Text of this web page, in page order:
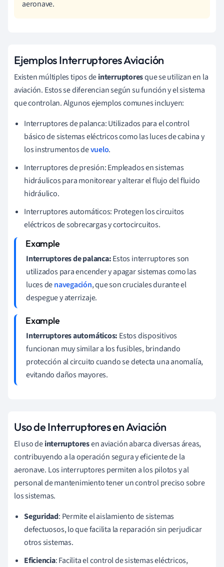
aeronave.
Ejemplos Interruptores Aviación
Existen múltiples tipos deinterruptoresque se utilizan en la
aviación. Estos se diferencian según su función y el sistema
que controlan. Algunos ejemplos comunes incluyen:
Interruptores de palanca: Utilizados para el control
básico de sistemas eléctricos como las luces de cabina y
los instrumentos devuelo.
Interruptores de presión: Empleados en sistemas
hidráulicos para monitorear y alterar el flujo del fluido
hidráulico.
Interruptores automáticos: Protegen los circuitos
eléctricos de sobrecargas y cortocircuitos.
Interruptores de palanca:Estos interruptores son
utilizados para encender y apagar sistemas como las
luces denavegación, que son cruciales durante el
despegue y aterrizaje.
Interruptores automáticos: Estos dispositivos
funcionan muy similar a los fusibles, brindando
protección al circuito cuando se detecta una anomalía,
evitando daños mayores.
Uso de Interruptores en Aviación
El uso deinterruptoresen aviación abarca diversas áreas,
contribuyendo a la operación segura y eficiente de la
aeronave. Los interruptores permiten a los pilotos y al
personal de mantenimiento tener un control preciso sobre
los sistemas.
Seguridad: Permite el aislamiento de sistemas
defectuosos, lo que facilita la reparación sin perjudicar
otros sistemas.
Eficiencia: Facilita el control de sistemas eléctricos,